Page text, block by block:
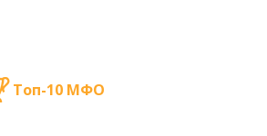
Топ-10 МФО